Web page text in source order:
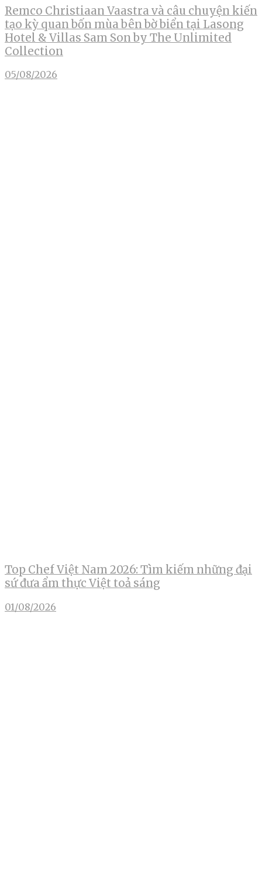
Remco Christiaan Vaastra và câu chuyện kiến
tạo kỳ quan bốn mùa bên bờ biển tại Lasong
Hotel & Villas Sam Son by The Unlimited
Collection
05/08/2026
Top Chef Việt Nam 2026: Tìm kiếm những đại
sứ đưa ẩm thực Việt toả sáng
01/08/2026